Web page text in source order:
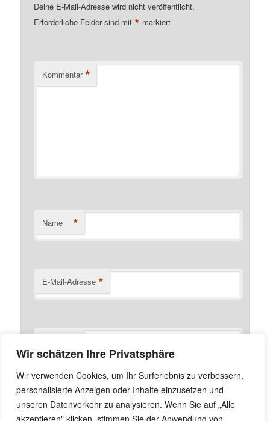
Wir schätzen Ihre Privatsphäre
Wir verwenden Cookies, um Ihr Surferlebnis zu verbessern,
personalisierte Anzeigen oder Inhalte einzusetzen und
unseren Datenverkehr zu analysieren. Wenn Sie auf „Alle
akzeptieren" klicken, stimmen Sie der Anwendung von
Deine E-Mail-Adresse wird nicht veröffentlicht.
Erforderliche Felder sind mit* markiert
Kommentar *
Name *
E-Mail-Adresse *
Name, E-Mail-Adresse und Website in diesem Browser
für meinen nächsten Kommentar speichern.